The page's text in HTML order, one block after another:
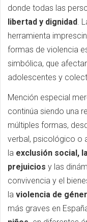
donde todas las
libertad y dignidad.
herramienta
formas de violencia
simbólica, que
adolescentes y
Mención especial
continúa siendo una
múltiples formas,
verbal, psicológico o
la exclusión social,
prejuicios y las
convivencia y el
la violencia de
más graves en